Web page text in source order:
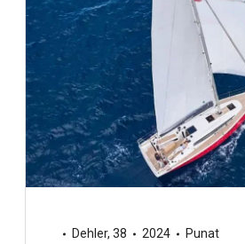
Dehler, 38 2024 Punat